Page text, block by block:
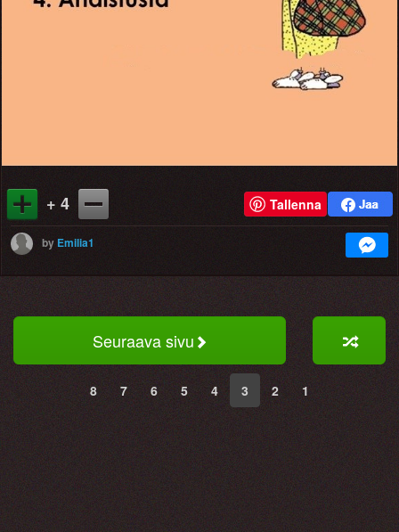
+ 4 Tallenna
byEmilia1
Seuraava sivu
8 7 6 5 4 3 2 1